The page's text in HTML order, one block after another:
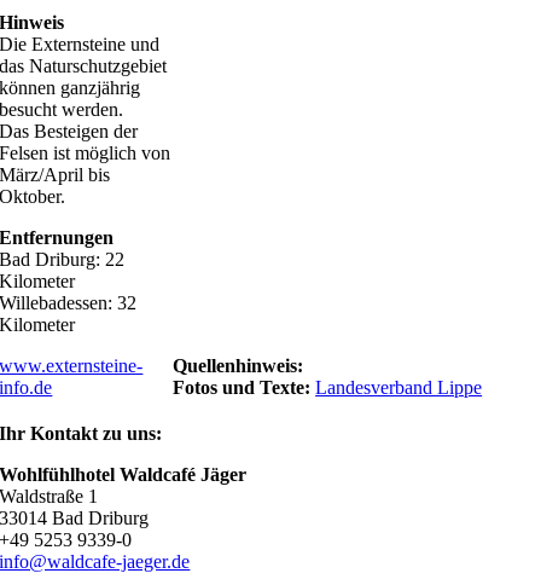
Hinweis
Die Externsteine und
das Naturschutzgebiet
können ganzjährig
besucht werden.
Das Besteigen der
Felsen ist möglich von
März/April bis
Oktober.
Entfernungen
Bad Driburg: 22
Kilometer
Willebadessen: 32
Kilometer
www.externsteine-
info.de
Quellenhinweis:
Fotos und Texte:Landesverband Lippe
Ihr Kontakt zu uns:
Wohlfühlhotel Waldcafé Jäger
Waldstraße 1
33014 Bad Driburg
+49 5253 9339-0
info@waldcafe-jaeger.de